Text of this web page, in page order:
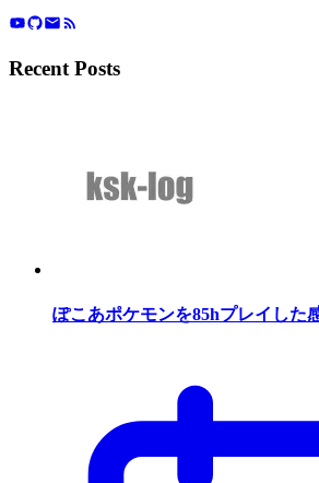
Recent Posts
ぽこあポケモンを85hプレイした